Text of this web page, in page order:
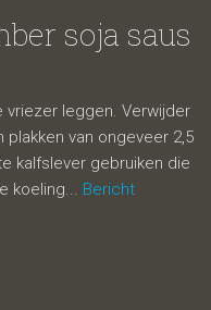
soja saus
vriezer leggen. Verwijder
plakken van ongeveer 2,5
kalfslever gebruiken die
koeling... Bericht